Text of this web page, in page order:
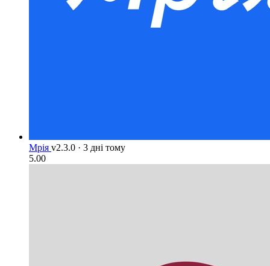
Мрія v2.3.0 · 3 дні тому
5.00